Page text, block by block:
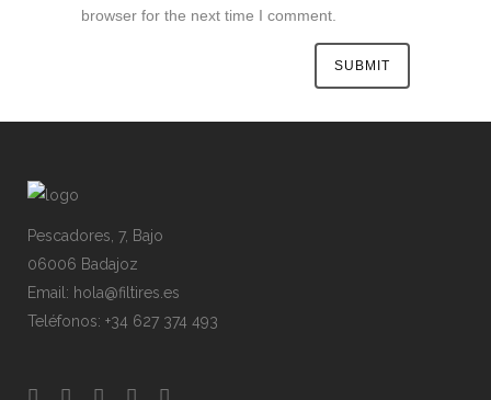
browser for the next time I comment.
Pescadores, 7, Bajo
06006 Badajoz
Email: hola@filtires.es
Teléfonos: +34 627 374 493